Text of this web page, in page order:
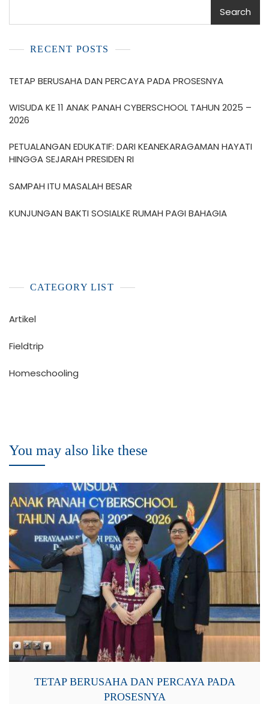
Search
RECENT POSTS
TETAP BERUSAHA DAN PERCAYA PADA PROSESNYA
WISUDA KE 11 ANAK PANAH CYBERSCHOOL TAHUN 2025 –
2026
PETUALANGAN EDUKATIF: DARI KEANEKARAGAMAN HAYATI
HINGGA SEJARAH PRESIDEN RI
SAMPAH ITU MASALAH BESAR
KUNJUNGAN BAKTI SOSIALKE RUMAH PAGI BAHAGIA
CATEGORY LIST
Artikel
Fieldtrip
Homeschooling
You may also like these
TETAP BERUSAHA DAN PERCAYA PADA
PROSESNYA